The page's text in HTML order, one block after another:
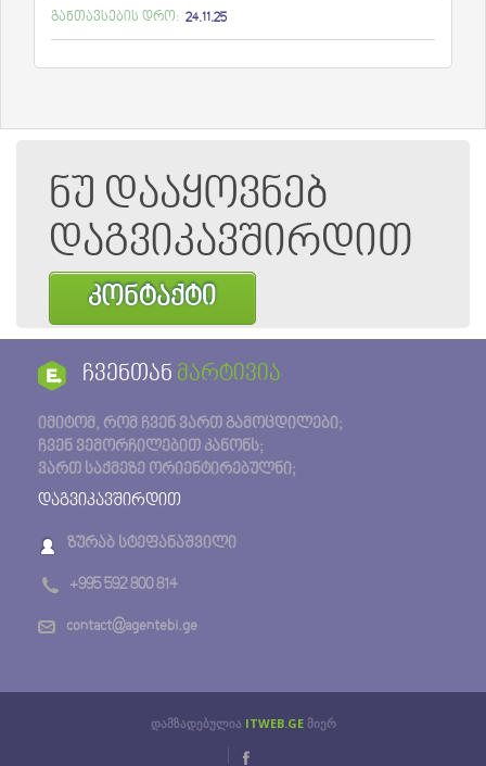
განთავსების დრო: 24.11.25
ნუ დააყოვნებ
დაგვიკავშირდით
კონტაქტი
ჩვენთან მარტივია
იმიტომ, რომ ჩვენ ვართ გამოცდილები;
ჩვენ ვემორჩილებით კანონს;
ვართ საქმეზე ორიენტირებულნი;
დაგვიკავშირდით
ზურაბ სტეფანაშვილი
+995 592 800 814
contact@agentebi.ge
დამზადებულია ITWEB.GEმიერ